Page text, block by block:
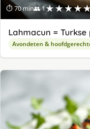
⏱ 70 min👥 1
Lahmacun = Turkse
Avondeten &